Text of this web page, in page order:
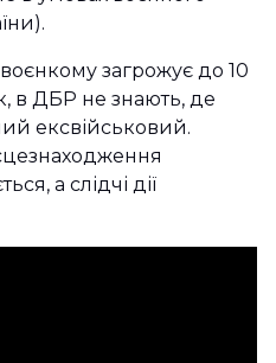
загрожує до 10
в ДБР не знають, де
ексвійськовий.
а слідчі дії